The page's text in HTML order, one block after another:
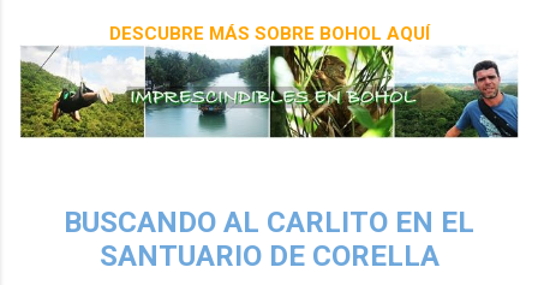
DESCUBRE MÁS SOBRE BOHOL AQUÍ
BUSCANDO AL CARLITO EN EL
SANTUARIO DE CORELLA